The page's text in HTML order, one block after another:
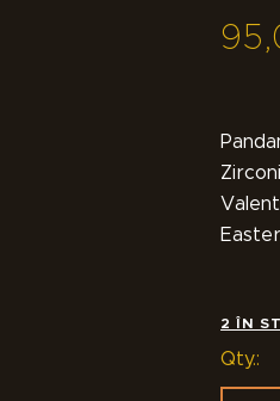
95,
2 ÎN
Qty.: